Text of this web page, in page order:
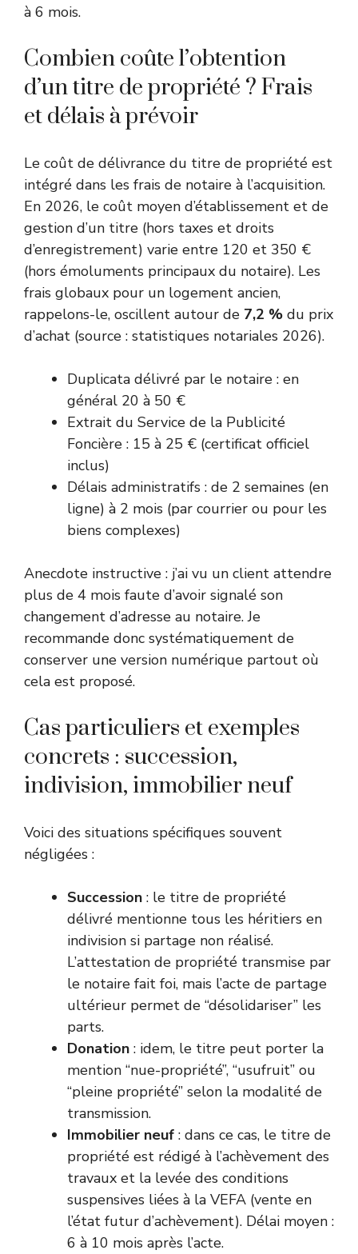
à 6 mois.
Combien coûte l’obtention
d’un titre de propriété ? Frais
et délais à prévoir
Le coût de délivrance du titre de propriété est
intégré dans les frais de notaire à l’acquisition.
En 2026, le coût moyen d’établissement et de
gestion d’un titre (hors taxes et droits
d’enregistrement) varie entre 120 et 350 €
(hors émoluments principaux du notaire). Les
frais globaux pour un logement ancien,
rappelons-le, oscillent autour de 7,2 % du prix
d’achat (source : statistiques notariales 2026).
Duplicata délivré par le notaire : en
général 20 à 50 €
Extrait du Service de la Publicité
Foncière : 15 à 25 € (certificat officiel
inclus)
Délais administratifs : de 2 semaines (en
ligne) à 2 mois (par courrier ou pour les
biens complexes)
Anecdote instructive : j’ai vu un client attendre
plus de 4 mois faute d’avoir signalé son
changement d’adresse au notaire. Je
recommande donc systématiquement de
conserver une version numérique partout où
cela est proposé.
Cas particuliers et exemples
concrets : succession,
indivision, immobilier neuf
Voici des situations spécifiques souvent
négligées :
Succession : le titre de propriété
délivré mentionne tous les héritiers en
indivision si partage non réalisé.
L’attestation de propriété transmise par
le notaire fait foi, mais l’acte de partage
ultérieur permet de “désolidariser” les
parts.
Donation : idem, le titre peut porter la
mention “nue-propriété”, “usufruit” ou
“pleine propriété” selon la modalité de
transmission.
Immobilier neuf : dans ce cas, le titre de
propriété est rédigé à l’achèvement des
travaux et la levée des conditions
suspensives liées à la VEFA (vente en
l’état futur d’achèvement). Délai moyen :
6 à 10 mois après l’acte.